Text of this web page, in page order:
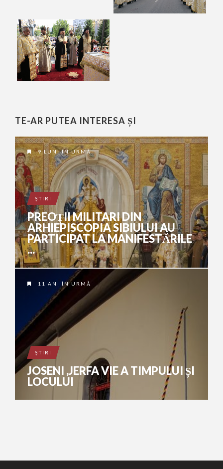
TE-AR PUTEA INTERESA ȘI
9 LUNI ÎN URMĂ
ŞTIRI
PREOŢII MILITARI DIN
ARHIEPISCOPIA SIBIULUI AU
PARTICIPAT LA MANIFESTĂRILE
...
11 ANI ÎN URMĂ
ŞTIRI
JOSENI ,JERFA VIE A TIMPULUI ȘI
LOCULUI